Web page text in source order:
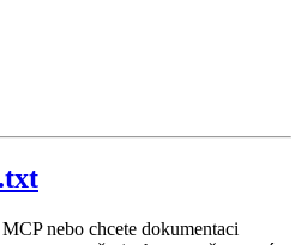
nebo chcete dokumentaci